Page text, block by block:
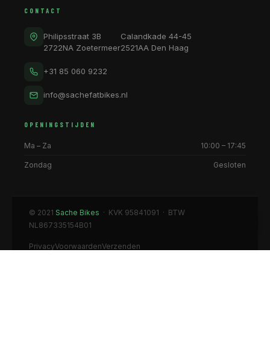
CONTACT
Philipsstraat 3B
2722NA Zoetermeer
Calandkade 44-45
2521AA Den Haag
+31 85 060 9232
info@sachefatbikes.nl
OPENINGSTIJDEN
Ma – Za 10:00 – 17:45
Zondag Gesloten
© 2021 Sache Bikes · KVK 95841091 · BTW
NL867335154B01
PrivacyVoorwaardenVerzenden